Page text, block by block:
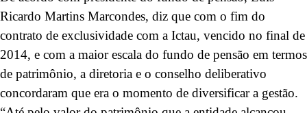
Ricardo Martins Marcondes, diz que com o fim do
contrato de exclusividade com a Ictau, vencido no final de
2014, e com a maior escala do fundo de pensão em termos
de patrimônio, a diretoria e o conselho deliberativo
concordaram que era o momento de diversificar a gestão.